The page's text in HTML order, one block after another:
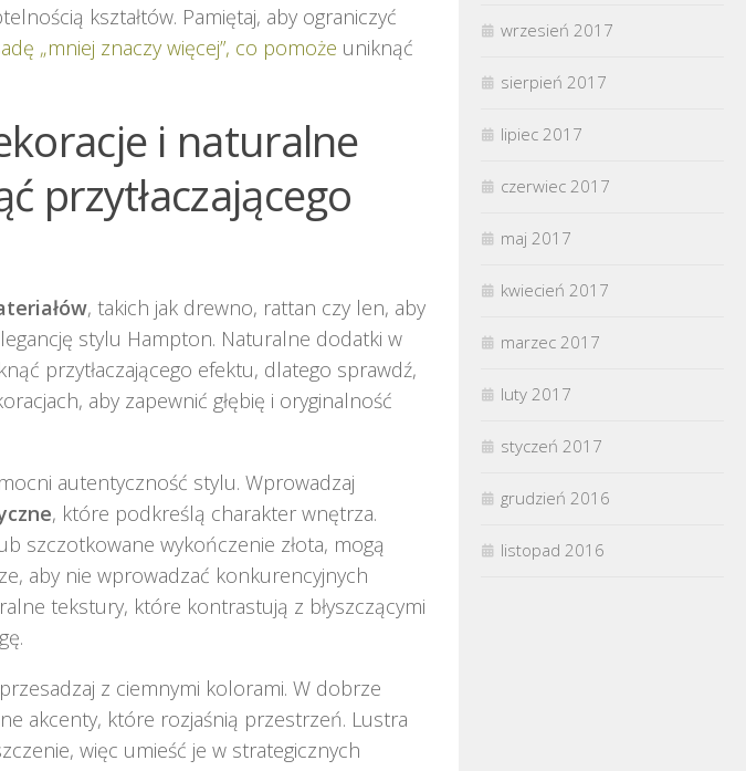
kształtów. Pamiętaj, aby ograniczyć
„mniej znaczy więcej”, co pomoże uniknąć
i naturalne
przytłaczającego
, takich jak drewno, rattan czy len, aby
stylu Hampton. Naturalne dodatki w
przytłaczającego efektu, dlatego sprawdź,
aby zapewnić głębię i oryginalność
autentyczność stylu. Wprowadzaj
, które podkreślą charakter wnętrza.
szczotkowane wykończenie złota, mogą
aby nie wprowadzać konkurencyjnych
tekstury, które kontrastują z błyszczącymi
z ciemnymi kolorami. W dobrze
akcenty, które rozjaśnią przestrzeń. Lustra
więc umieść je w strategicznych
wrzesień 2017
sierpień 2017
lipiec 2017
czerwiec 2017
maj 2017
kwiecień 2017
marzec 2017
luty 2017
styczeń 2017
grudzień 2016
listopad 2016